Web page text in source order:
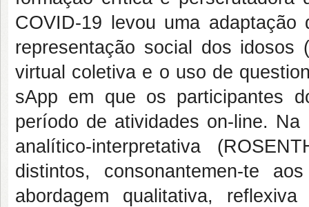
COVID-19 levou uma
representação social dos idosos
virtual coletiva e o uso de
sApp em que os participantes
período de atividades on-line.
analítico-interpretativa
distintos, consonantemen-te
abordagem qualitativa,